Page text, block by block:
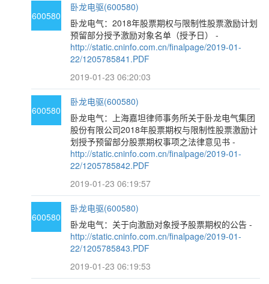
600580
卧龙电驱(600580)
卧龙电气：2018年股票期权与限制性股票激励计划
预留部分授予激励对象名单（授予日） -
http://static.cninfo.com.cn/finalpage/2019-01-
22/1205785841.PDF
2019-01-23 06:20:03
600580
卧龙电驱(600580)
卧龙电气：上海嘉坦律师事务所关于卧龙电气集团
股份有限公司2018年股票期权与限制性股票激励计
划授予预留部分股票期权事项之法律意见书 -
http://static.cninfo.com.cn/finalpage/2019-01-
22/1205785842.PDF
2019-01-23 06:19:57
600580
卧龙电驱(600580)
卧龙电气：关于向激励对象授予股票期权的公告 -
http://static.cninfo.com.cn/finalpage/2019-01-
22/1205785843.PDF
2019-01-23 06:19:53